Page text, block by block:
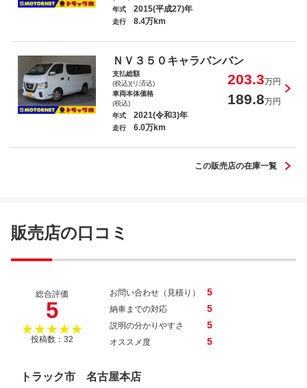
年式 2015(平成27)年
走行 8.4万km
ＮＶ３５０キャラバンバン
支払総額
(税込)(リ済込)
203.3万円
車両本体価格
(税込)
189.8万円
年式 2021(令和3)年
走行 6.0万km
この販売店の在庫一覧
販売店の口コミ
総合評価
5
★★★★★
投稿数：32
お問い合わせ（見積り） 5
納車までの対応 5
説明の分かりやすさ 5
オススメ度 5
トラック市 名古屋本店